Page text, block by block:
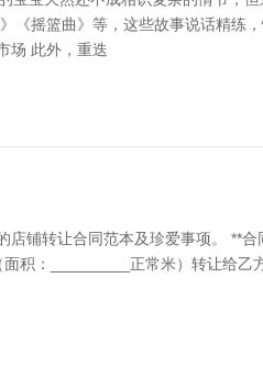
摇篮曲》等，这些故事说话精练
场 此外，重迭
铺转让合同范本及珍爱事项。 **
积：_________正常米）转让给乙